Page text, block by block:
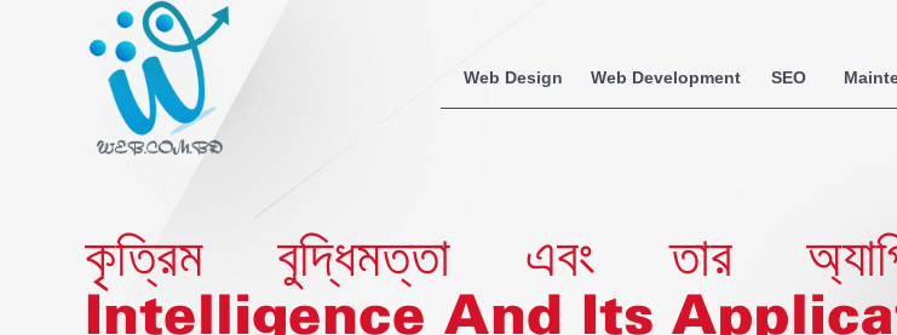
Web Design Web Development SEO
কৃত্রিম বুদ্ধিমত্তা এবং তার
Intelligence And Its